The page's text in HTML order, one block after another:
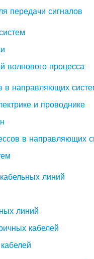
передачи сигналов
волнового процесса
в направляющих
и проводнике
в направляющих
линий
линий
кабелей